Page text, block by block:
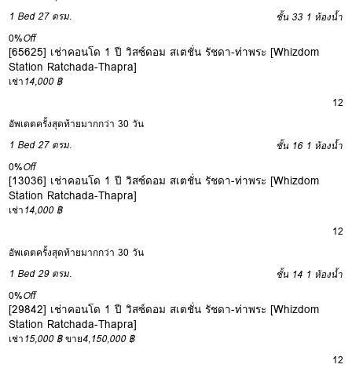
1 Bed 27 ตรม. ชั้น 33 1 ห้องน้ำ
0%Off
[65625] เช่าคอนโด 1 ปี วิสซ์ดอม สเตชั่น รัชดา-ท่าพระ [Whizdom
Station Ratchada-Thapra]
เช่า14,000 ฿
12
อัพเดตครั้งสุดท้ายมากกว่า 30 วัน
1 Bed 27 ตรม. ชั้น 16 1 ห้องน้ำ
0%Off
[13036] เช่าคอนโด 1 ปี วิสซ์ดอม สเตชั่น รัชดา-ท่าพระ [Whizdom
Station Ratchada-Thapra]
เช่า14,000 ฿
12
อัพเดตครั้งสุดท้ายมากกว่า 30 วัน
1 Bed 29 ตรม. ชั้น 14 1 ห้องน้ำ
0%Off
[29842] เช่าคอนโด 1 ปี วิสซ์ดอม สเตชั่น รัชดา-ท่าพระ [Whizdom
Station Ratchada-Thapra]
เช่า15,000 ฿ ขาย4,150,000 ฿
12